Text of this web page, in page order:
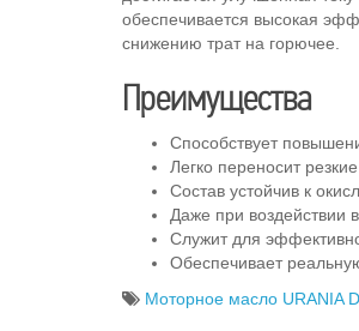
обеспечивается высокая
снижению трат на горючее.
Преимущества
Способствует
Легко переносит
Состав устойчив к
Даже при воздействии
Служит для
Обеспечивает
Моторное масло URANIA